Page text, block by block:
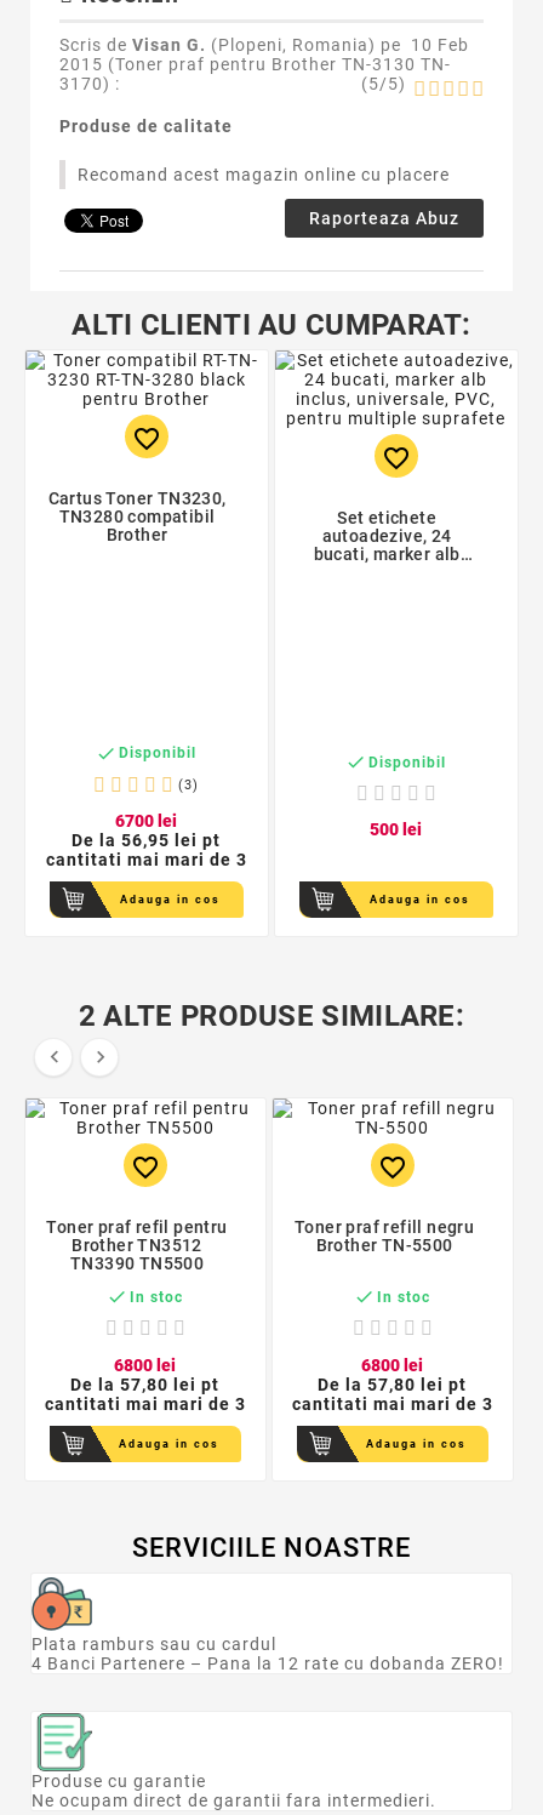
Scris de Visan G. (Plopeni, Romania) pe 10 Feb
2015 (Toner praf pentru Brother TN-3130 TN-
3170) : (5/5)
Produse de calitate
Recomand acest magazin online cu placere
Raporteaza Abuz
ALTI CLIENTI AU CUMPARAT:
favorite_border
Cartus Toner TN3230,
TN3280 compatibil
Brother
 Disponibil
(3)
6700 lei
De la56,95 lei pt
cantitati mai mari de 3
Adauga in cos
favorite_border
Set etichete
autoadezive, 24
bucati, marker alb
 Disponibil
500 lei
Adauga in cos
2 ALTE PRODUSE SIMILARE:
 
favorite_border
Toner praf refil pentru
Brother TN3512
TN3390 TN5500
 In stoc
6800 lei
De la 57,80 lei pt
cantitati mai mari de 3
Adauga in cos
favorite_border
Toner praf refill negru
Brother TN-5500
 In stoc
6800 lei
De la 57,80 lei pt
cantitati mai mari de 3
Adauga in cos
SERVICIILE NOASTRE
Plata ramburs sau cu cardul
4 Banci Partenere – Pana la 12 rate cu dobanda ZERO!
Produse cu garantie
Ne ocupam direct de garantii fara intermedieri.